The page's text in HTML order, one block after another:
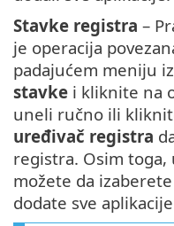
Stavke registra –
je operacija
padajućem meniju
stavke i kliknite na
uneli ručno ili
uređivač registra
registra. Osim
možete da
dodate sve